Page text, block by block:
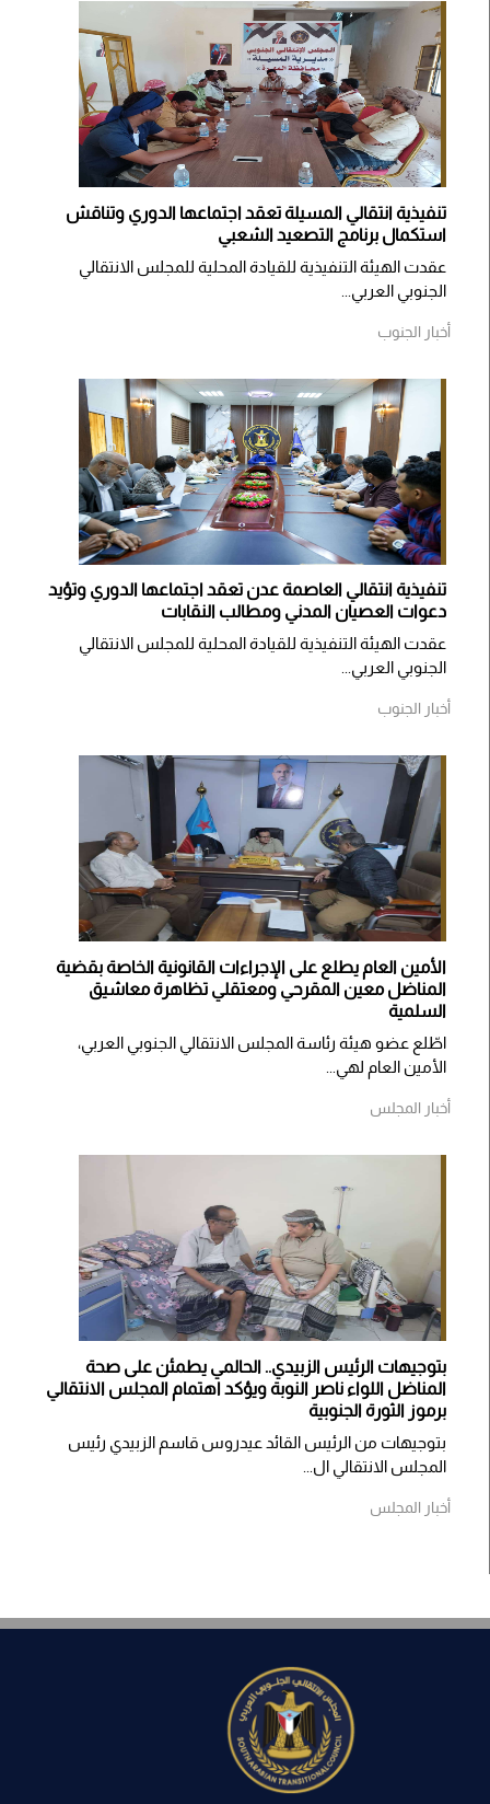
تنفيذية انتقالي المسيلة تعقد اجتماعها الدوري وتناقش
استكمال برنامج التصعيد الشعبي
عقدت الهيئة التنفيذية للقيادة المحلية للمجلس الانتقالي
الجنوبي العربي...
أخبار الجنوب
تنفيذية انتقالي العاصمة عدن تعقد اجتماعها الدوري وتؤيد
دعوات العصيان المدني ومطالب النقابات
​عقدت الهيئة التنفيذية للقيادة المحلية للمجلس الانتقالي
الجنوبي العربي...
أخبار الجنوب
الأمين العام يطلع على الإجراءات القانونية الخاصة بقضية
المناضل معين المقرحي ومعتقلي تظاهرة معاشيق
السلمية
اطّلع عضو هيئة رئاسة المجلس الانتقالي الجنوبي العربي،
الأمين العام لهي...
أخبار المجلس
بتوجيهات الرئيس الزبيدي.. الحالمي يطمئن على صحة
المناضل اللواء ناصر النوبة ويؤكد اهتمام المجلس الانتقالي
برموز الثورة الجنوبية
بتوجيهات من الرئيس القائد عيدروس قاسم الزبيدي رئيس
المجلس الانتقالي ال...
أخبار المجلس